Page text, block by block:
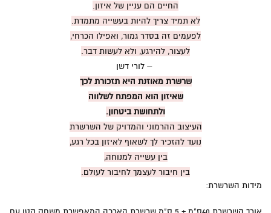
החיים הם עניין של איזון.
לא תמיד צריך להיות בעשייה מתמדת.
לפעמים זה בסדר גמור, ואפילו הכרחי,
לעצור, להירגע, ולא לעשות דבר.
– לורי דשן
שרשרת מאוזנת היא תזכורת לכך
שאיזון הוא המפתח לשלווה
ולתחושת ביטחון.
העיצוב ההרמוני והמדויק של השרשרת
נועד להזכיר לך לשאוף לאיזון בכל רגע,
בין עשייה למנוחה,
בין חיבור לעצמך לחיבור לעולם.
מידות השרשרת: